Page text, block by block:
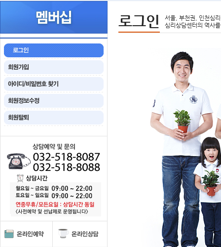
로그인
서울, 부천권, 인천심
심리상담센터의 역사